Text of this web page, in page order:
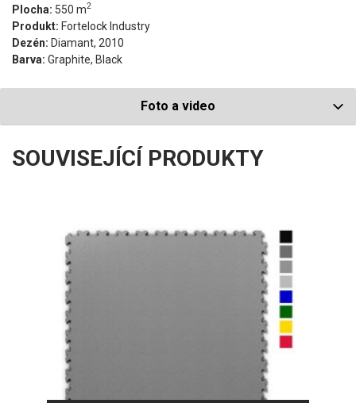
Plocha: 550 m2
Produkt: Fortelock Industry
Dezén: Diamant, 2010
Barva: Graphite, Black
Foto a video
SOUVISEJÍCÍ PRODUKTY